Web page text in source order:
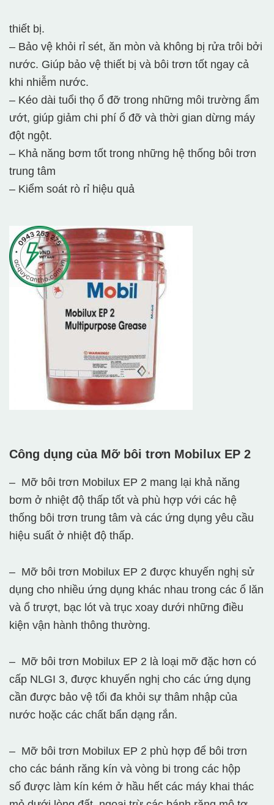
thiết bị.
– Bảo vệ khỏi rỉ sét, ăn mòn và không bị rửa trôi bởi
nước. Giúp bảo vệ thiết bị và bôi trơn tốt ngay cả
khi nhiễm nước.
– Kéo dài tuổi thọ ổ đỡ trong những môi trường ẩm
ướt, giúp giảm chi phí ổ đỡ và thời gian dừng máy
đột ngột.
– Khả năng bơm tốt trong những hệ thống bôi trơn
trung tâm
– Kiểm soát rò rỉ hiệu quả
Công dụng của Mỡ bôi trơn Mobilux EP 2
– Mỡ bôi trơn Mobilux EP 2 mang lại khả năng
bơm ở nhiệt độ thấp tốt và phù hợp với các hệ
thống bôi trơn trung tâm và các ứng dụng yêu cầu
hiệu suất ở nhiệt độ thấp.
– Mỡ bôi trơn Mobilux EP 2 được khuyến nghị sử
dụng cho nhiều ứng dụng khác nhau trong các ổ lăn
và ổ trượt, bạc lót và trục xoay dưới những điều
kiện vận hành thông thường.
– Mỡ bôi trơn Mobilux EP 2 là loại mỡ đặc hơn có
cấp NLGI 3, được khuyến nghị cho các ứng dụng
cần được bảo vệ tối đa khỏi sự thâm nhập của
nước hoặc các chất bẩn dạng rắn.
– Mỡ bôi trơn Mobilux EP 2 phù hợp để bôi trơn
cho các bánh răng kín và vòng bi trong các hộp
số được làm kín kém ở hầu hết các máy khai thác